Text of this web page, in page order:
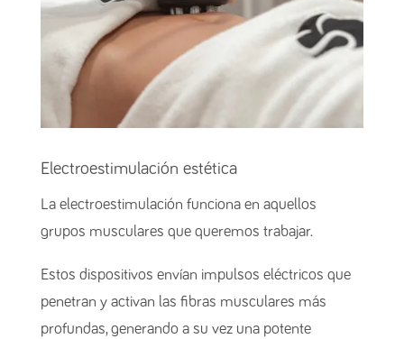
Electroestimulación estética
La electroestimulación funciona en aquellos
grupos musculares que queremos trabajar.
Estos dispositivos envían impulsos eléctricos que
penetran y activan las fibras musculares más
profundas, generando a su vez una potente